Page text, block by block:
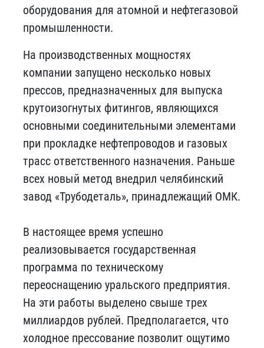
оборудования для атомной и нефтегазовой
промышленности.
На производственных мощностях
компании запущено несколько новых
прессов, предназначенных для выпуска
крутоизогнутых фитингов, являющихся
основными соединительными элементами
при прокладке нефтепроводов и газовых
трасс ответственного назначения. Раньше
всех новый метод внедрил челябинский
завод «Трубодеталь», принадлежащий ОМК.
В настоящее время успешно
реализовывается государственная
программа по техническому
переоснащению уральского предприятия.
На эти работы выделено свыше трех
миллиардов рублей. Предполагается, что
холодное прессование позволит ощутимо